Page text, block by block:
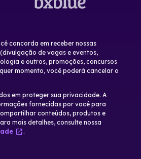
concorda em receber nossas
de vagas e eventos,
e outros, promoções, concursos
momento, você poderá cancelar o
em proteger sua privacidade. A
fornecidas por você para
conteúdos, produtos e
mais detalhes, consulte nossa
open_in_new.